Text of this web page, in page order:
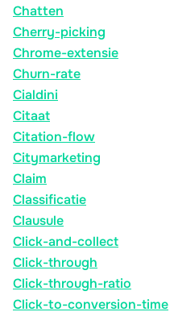
Chatten
Cherry-picking
Chrome-extensie
Churn-rate
Cialdini
Citaat
Citation-flow
Citymarketing
Claim
Classificatie
Clausule
Click-and-collect
Click-through
Click-through-ratio
Click-to-conversion-time